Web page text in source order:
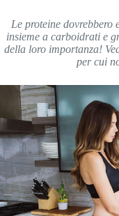
Le proteine dovrebbero
insieme a carboidrati e
della loro importanza!
per cui